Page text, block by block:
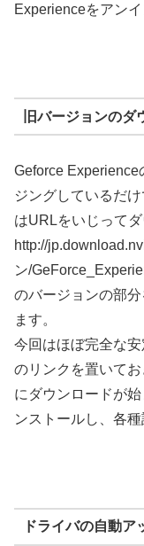
Experienceをアン
旧バージョンの
Geforce Experience
ジングしているだ
はURLをいじって
http://
ン/
のバージョンの部
ます。
今回はほぼ完全な
のリンクを置いて
にダウンロードが
ンストールし、各種
ドライバの自動ア